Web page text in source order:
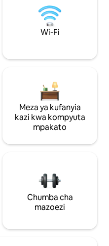
Wi-Fi
Meza ya kufanyia
kazi kwa kompyuta
mpakato
Chumba cha
mazoezi